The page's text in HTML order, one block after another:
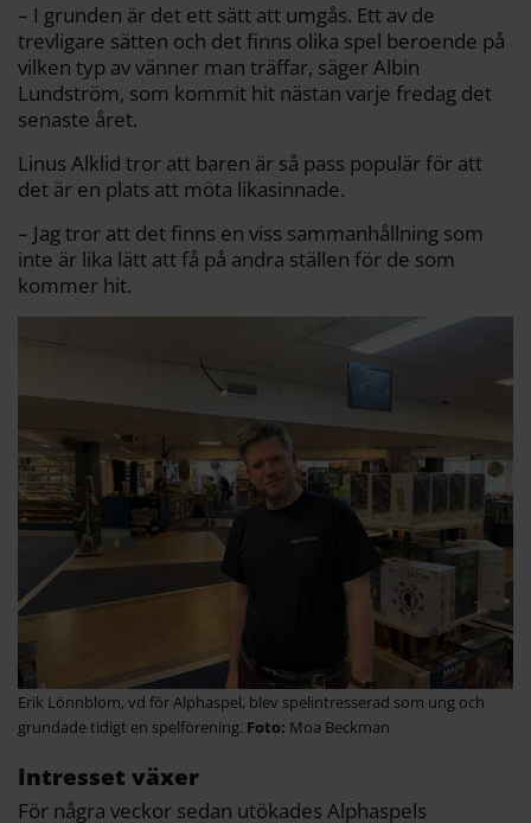
– I grunden är det ett sätt att umgås. Ett av de
trevligare sätten och det finns olika spel beroende på
vilken typ av vänner man träffar, säger Albin
Lundström, som kommit hit nästan varje fredag det
senaste året.
Linus Alklid tror att baren är så pass populär för att
det är en plats att möta likasinnade.
– Jag tror att det finns en viss sammanhållning som
inte är lika lätt att få på andra ställen för de som
kommer hit.
Erik Lönnblom, vd för Alphaspel, blev spelintresserad som ung och
grundade tidigt en spelförening.
Moa Beckman
Intresset växer
För några veckor sedan utökades Alphaspels